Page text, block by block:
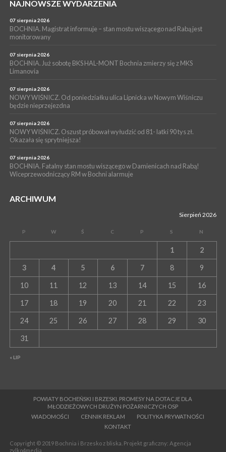
Z BOCHNI NA JASNĄ GÓRĘ. Drugi dzień wędrówki [ZDJĘCIA]
WYDARZENIA
NASZ NEWS. Powstał Komitet Ochrony Ładu
Przestrzennego Miasta Bochnia. To odpowiedź na działania
magistratu
NAJNOWSZE WYDARZENIA
07 sierpnia 2026
BOCHNIA. Magistrat informuje – stan mostu wiszącego nad Rabą jest
monitorowany
07 sierpnia 2026
BOCHNIA. Już sobotę BKS HAL-MONT Bochnia zmierzy się z MKS
Limanovia
07 sierpnia 2026
NOWY WIŚNICZ. Od poniedziałku ulica Lipnicka w Nowym Wiśniczu
będzie nieprzejezdna
07 sierpnia 2026
NOWY WIŚNICZ. Oszust próbował wyłudzić od 81- latki 90 tys zł.
Okazała się sprytniejsza!
07 sierpnia 2026
BOCHNIA. Fatalny stan mostu wiszącego w Damienicach nad Rabą!
Wiceprzewodniczący RM w Bochni alarmuje
ARCHIWUM
Sierpień 2026
P W Ś C P S N
« LIP
1 2
3 4 5 6 7 8 9
10 11 12 13 14 15 16
17 18 19 20 21 22 23
24 25 26 27 28 29 30
31
POWIATY BOCHEŃSKI I BRZESKI. PROMESY NA DOTACJE DLA
MŁODZIEŻOWYCH DRUŻYN POŻARNICZYCH OSP
WIADOMOŚCI
CENNIK REKLAM
POLITYKA PRYWATNOŚCI
KONTAKT
Copyright © 2019 Bochnia i Brzesko z bliska. Projekt graficzny: Agencja
zylko4media